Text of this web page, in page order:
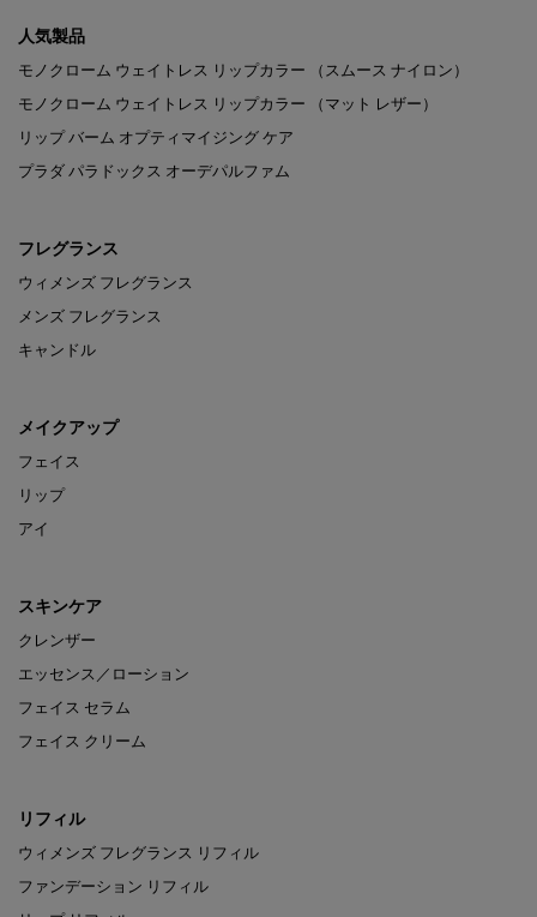
人気製品
モノクローム ウェイトレス リップカラー （スムース ナイロン）
モノクローム ウェイトレス リップカラー （マット レザー）
リップ バーム オプティマイジング ケア
プラダ パラドックス オーデパルファム
フレグランス
ウィメンズ フレグランス
メンズ フレグランス
キャンドル
メイクアップ
フェイス
リップ
アイ
スキンケア
クレンザー
エッセンス／ローション
フェイス セラム
フェイス クリーム
リフィル
ウィメンズ フレグランス リフィル
ファンデーション リフィル